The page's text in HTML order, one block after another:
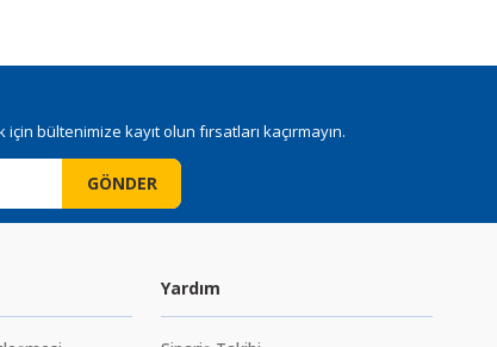
bültenimize kayıt olun fırsatları kaçırmayın.
GÖNDER
Yardım